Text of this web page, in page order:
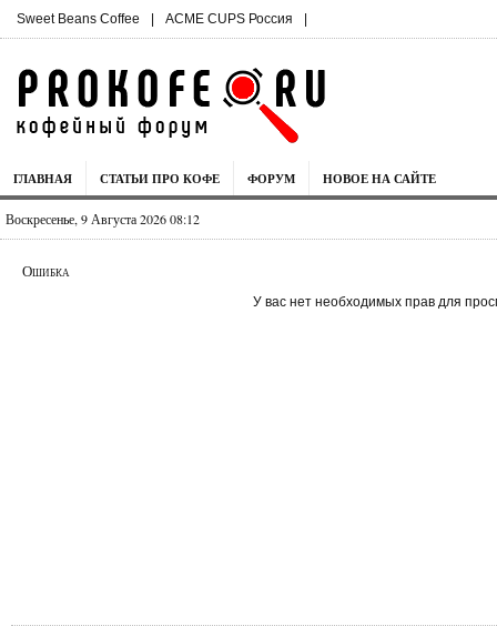
Sweet Beans Coffee | ACME CUPS Россия |
ГЛАВНАЯ СТАТЬИ ПРО КОФЕ ФОРУМ НОВОЕ НА САЙТЕ
Воскресенье, 9 Августа 2026 08:12
Ошибка
У вас нет необходимых прав для